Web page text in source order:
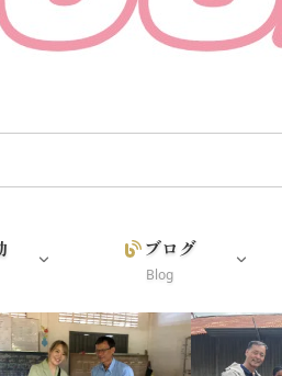
ブログ
Blog